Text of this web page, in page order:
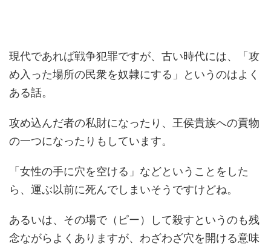
現代であれば戦争犯罪ですが、古い時代には、「攻
め入った場所の民衆を奴隷にする」というのはよく
ある話。
攻め込んだ者の私財になったり、王侯貴族への貢物
の一つになったりもしています。
「女性の手に穴を空ける」などということをした
ら、運ぶ以前に死んでしまいそうですけどね。
あるいは、その場で（ピー）して殺すというのも残
念ながらよくありますが、わざわざ穴を開ける意味